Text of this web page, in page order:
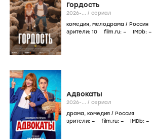
Гордость
2026-... / сериал
комедия, мелодрама / Россия
зрители: 10 film.ru: – IMDb: –
Адвокаты
2026-... / сериал
драма, комедия / Россия
зрители: – film.ru: – IMDb: –